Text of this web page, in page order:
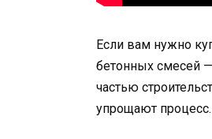
Если вам нужно
бетонных смесей
частью
упрощают процесс.